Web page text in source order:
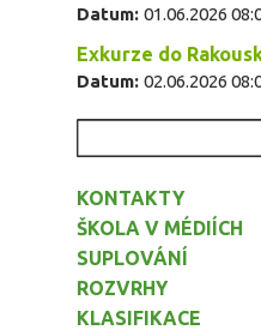
Datum: 01.06.2026
Exkurze do
Datum: 02.06.2026
KONTAKTY
ŠKOLA V MÉDIÍCH
SUPLOVÁNÍ
ROZVRHY
KLASIFIKACE